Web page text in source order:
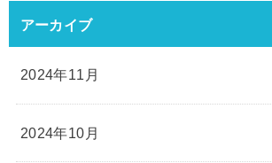
アーカイブ
2024年11月
2024年10月